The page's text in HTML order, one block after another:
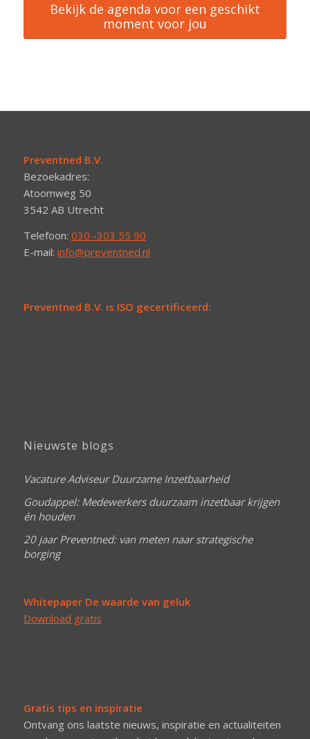
Bekijk de agenda voor een geschikt
moment voor jou
Preventned B.V.
Bezoekadres:
Atoomweg 50
3542 AB Utrecht
Telefoon: 030 -303 55 90
E-mail: info@preventned.nl
Preventned B.V. is ISO gecertificeerd:
Nieuwste blogs
Vacature Adviseur Duurzame Inzetbaarheid
Goudappel: Medewerkers duurzaam inzetbaar krijgen
én houden
20 jaar Preventned: van meten naar strategische
borging
Whitepaper De waarde van geluk
Download gratis
Gratis tips en inspiratie
Ontvang ons laatste nieuws, inspiratie en actualiteiten